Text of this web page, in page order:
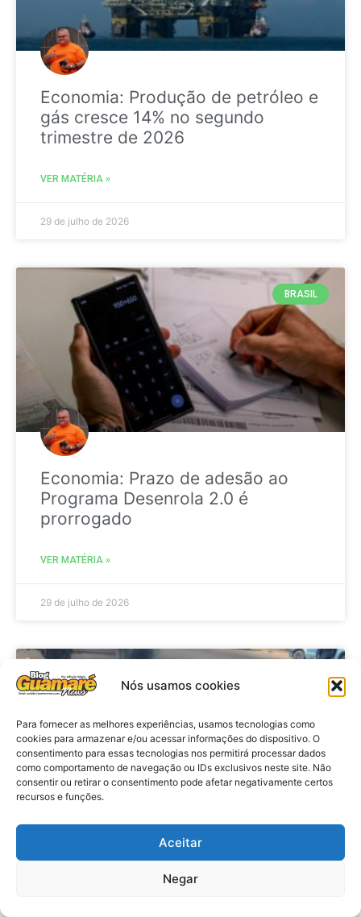
Nós usamos cookies
Para fornecer as melhores experiências, usamos tecnologias como
cookies para armazenar e/ou acessar informações do dispositivo. O
consentimento para essas tecnologias nos permitirá processar dados
como comportamento de navegação ou IDs exclusivos neste site. Não
consentir ou retirar o consentimento pode afetar negativamente certos
recursos e funções.
Aceitar
Negar
Economia: Produção de petróleo e
gás cresce 14% no segundo
trimestre de 2026
VER MATÉRIA »
29 de julho de 2026
BRASIL
Economia: Prazo de adesão ao
Programa Desenrola 2.0 é
prorrogado
VER MATÉRIA »
29 de julho de 2026
Acidente: A caminho do trabalho
professora se envolve em